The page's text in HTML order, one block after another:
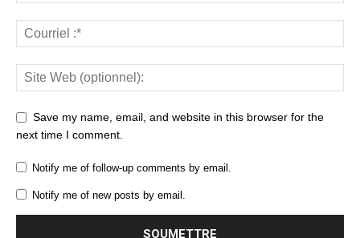
Save my name, email, and website in this browser for the
next time I comment.
Notify me of follow-up comments by email.
Notify me of new posts by email.